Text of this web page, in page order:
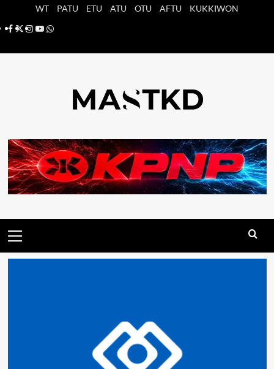
WT PATU ETU ATU OTU AFTU
KUKKIWON
Facebook
X Instagram
YouTube
Whatsapp
principal